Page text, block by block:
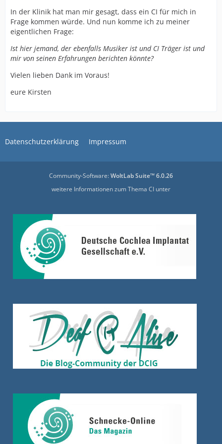
In der Klinik hat man mir gesagt, dass ein CI für mich in
Frage kommen würde. Und nun komme ich zu meiner
eigentlichen Frage:
Ist hier jemand, der ebenfalls Musiker ist und CI Träger ist und
mir von seinen Erfahrungen berichten könnte?
Vielen lieben Dank im Voraus!
eure Kirsten
Datenschutzerklärung Impressum
Community-Software:WoltLab Suite™ 6.0.26
weitere Informationen zum Thema CI unter